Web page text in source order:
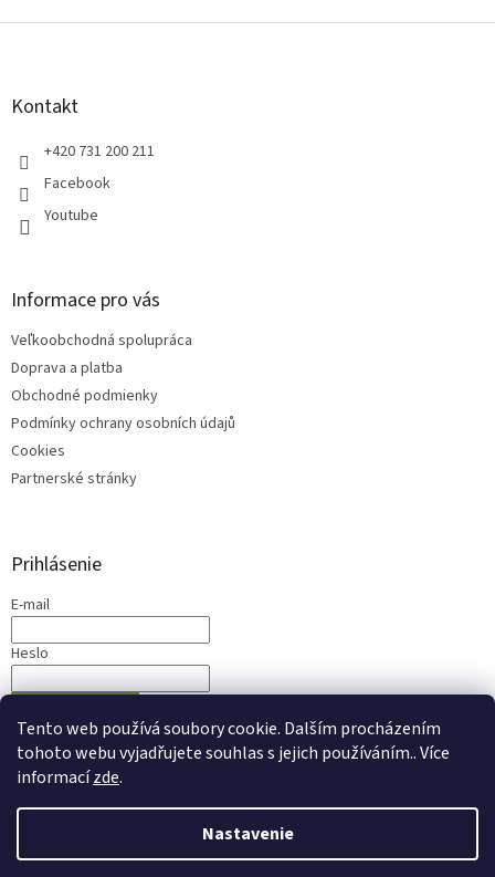
Tento web používá soubory cookie. Dalším procházením
tohoto webu vyjadřujete souhlas s jejich používáním.. Více
informacízde.
Nastavenie
Z
Kontakt
+420 731 200 211
Facebook
Youtube
Informace pro vás
Veľkoobchodná spolupráca
Doprava a platba
Obchodné podmienky
Podmínky ochrany osobních údajů
Cookies
Partnerské stránky
Prihlásenie
E-mail
Heslo
Nová registráciaZabudnuté heslo
Vytvoril Shoptet